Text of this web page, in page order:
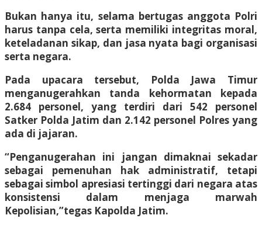
Bukan hanya itu, selama bertugas anggota Polri
harus tanpa cela, serta memiliki integritas moral,
keteladanan sikap, dan jasa nyata bagi organisasi
serta negara.
Pada upacara tersebut, Polda Jawa Timur
menganugerahkan tanda kehormatan kepada
2.684 personel, yang terdiri dari 542 personel
Satker Polda Jatim dan 2.142 personel Polres yang
ada di jajaran.
“Penganugerahan ini jangan dimaknai sekadar
sebagai pemenuhan hak administratif, tetapi
sebagai simbol apresiasi tertinggi dari negara atas
konsistensi dalam menjaga marwah
Kepolisian,”tegas Kapolda Jatim.